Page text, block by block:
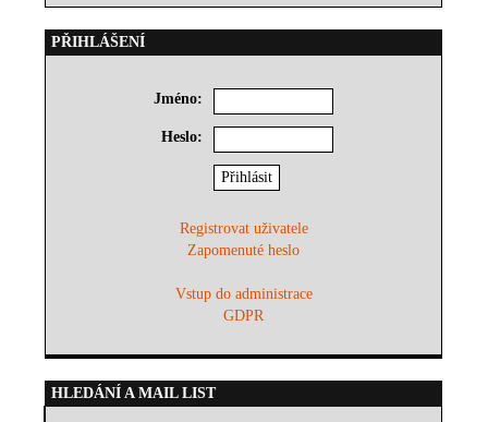
PŘIHLÁŠENÍ
Jméno:
Heslo:
Registrovat uživatele
Zapomenuté heslo
Vstup do administrace
GDPR
HLEDÁNÍ A MAIL LIST